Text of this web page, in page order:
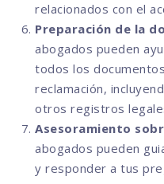
relacionados con el
Preparación de la
abogados pueden
todos los
reclamación,
otros registros
Asesoramiento
abogados pueden
y responder a tus